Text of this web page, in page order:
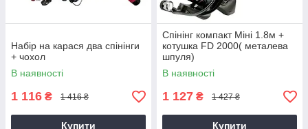
Набір на карася два спінінги
+ чохол
В наявності
1 116 ₴ 1 416 ₴
Купити
Спінінг компакт Міні 1.8м +
котушка FD 2000( металева
шпуля)
В наявності
1 127 ₴ 1 427 ₴
Купити